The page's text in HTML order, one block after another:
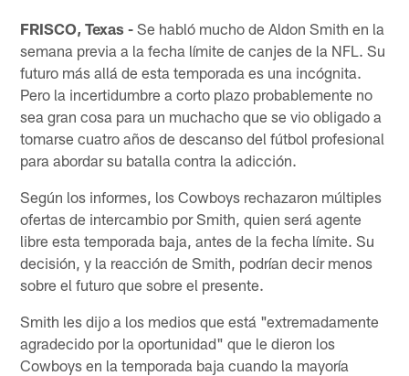
FRISCO, Texas - Se habló mucho de Aldon Smith en la
semana previa a la fecha límite de canjes de la NFL. Su
futuro más allá de esta temporada es una incógnita.
Pero la incertidumbre a corto plazo probablemente no
sea gran cosa para un muchacho que se vio obligado a
tomarse cuatro años de descanso del fútbol profesional
para abordar su batalla contra la adicción.
Según los informes, los Cowboys rechazaron múltiples
ofertas de intercambio por Smith, quien será agente
libre esta temporada baja, antes de la fecha límite. Su
decisión, y la reacción de Smith, podrían decir menos
sobre el futuro que sobre el presente.
Smith les dijo a los medios que está "extremadamente
agradecido por la oportunidad" que le dieron los
Cowboys en la temporada baja cuando la mayoría